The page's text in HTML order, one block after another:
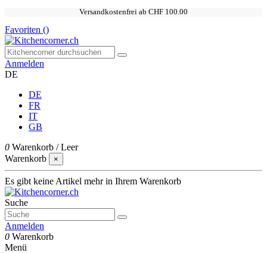
Versandkostenfrei ab CHF 100.00
Favoriten ()
Anmelden
DE
DE
FR
IT
GB
0 Warenkorb /Leer
Warenkorb
×
Es gibt keine Artikel mehr in Ihrem Warenkorb
Suche
Anmelden
0 Warenkorb
Menü